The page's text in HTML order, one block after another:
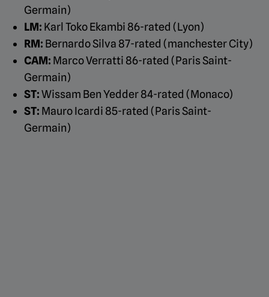
Germain)
LM: Karl Toko Ekambi 86-rated (Lyon)
RM: Bernardo Silva 87-rated (manchester City)
CAM: Marco Verratti 86-rated (Paris Saint-
Germain)
ST:Wissam Ben Yedder 84-rated (Monaco)
ST: Mauro Icardi 85-rated (Paris Saint-
Germain)